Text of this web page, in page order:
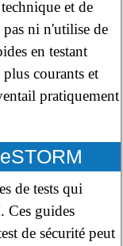
et de
pas ni n'utilise de
en testant
courants et
pratiquement
de tests qui
Ces guides
de sécurité peut